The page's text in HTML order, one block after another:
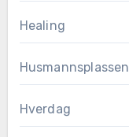
Healing
Husmannsplassen
Hverdag